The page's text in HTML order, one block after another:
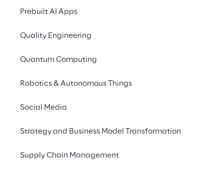
Prebuilt AI Apps
Quality Engineering
Quantum Computing
Robotics & Autonomous Things
Social Media
Strategy and Business Model Transformation
Supply Chain Management
Qual a experiência da Reply com o fatiamento de
Fatiamento de rede:
cortando a mesma rede